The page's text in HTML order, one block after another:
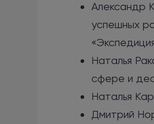
Александр
успешных
Наталья
сфере и
Наталья
Дмитрий